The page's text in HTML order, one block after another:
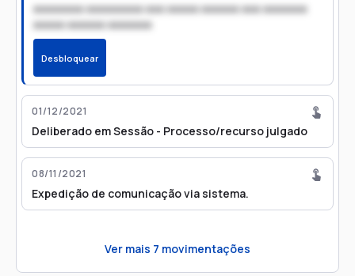
xxxxxxxx xxxxxxxxx xxx xxxxx xxxxxx xxx xxxxxxx
xxxxx xxxxxx xxxxxxx
Desbloquear
01/12/2021
Deliberado em Sessão - Processo/recurso julgado
08/11/2021
Expedição de comunicação via sistema.
Ver mais 7 movimentações